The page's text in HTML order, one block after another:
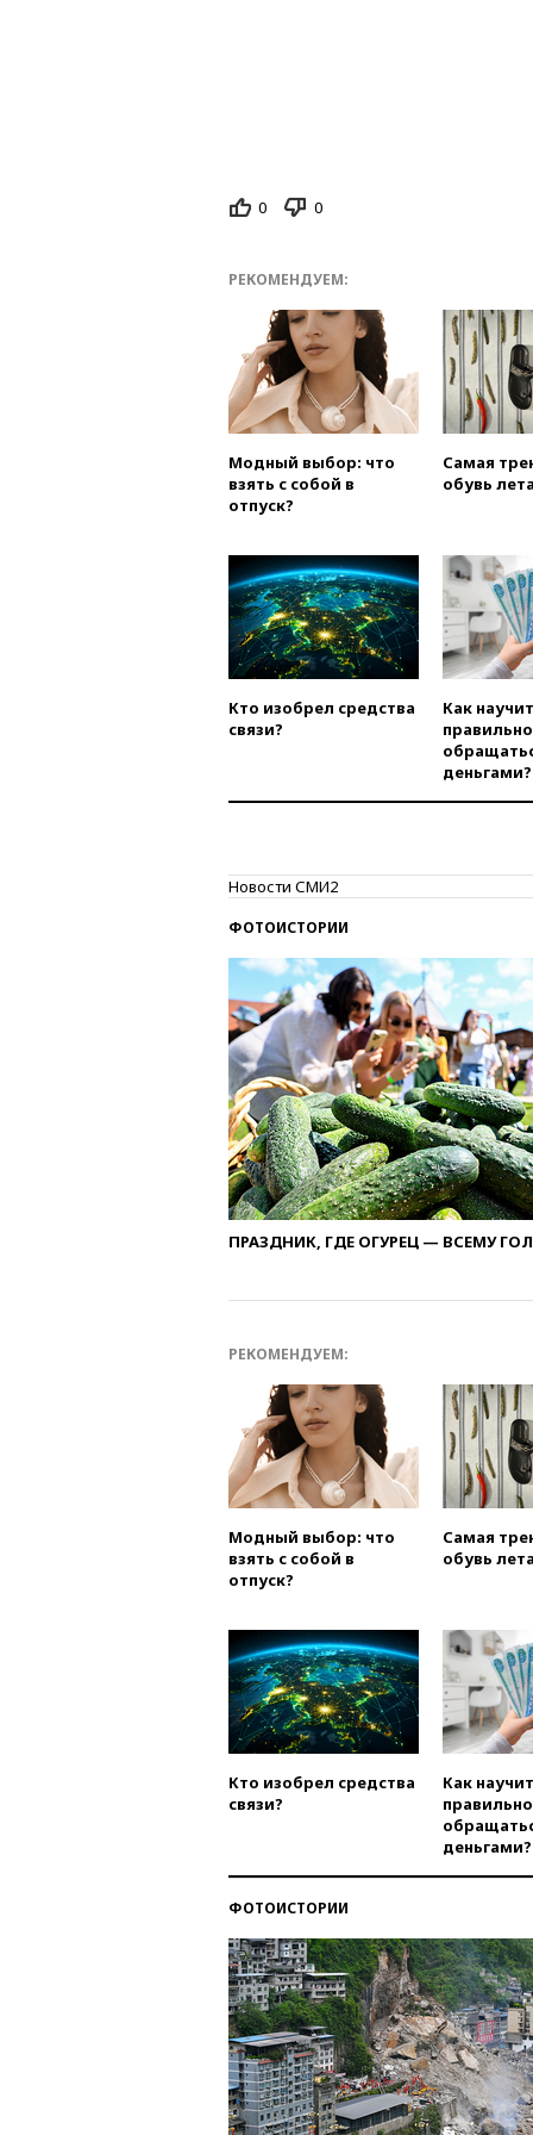
0 0
РЕКОМЕНДУЕМ:
Модный выбор: что
взять с собой в
отпуск?
Самая
обувь
Кто изобрел средства
связи?
Как
правильно
деньгами?
Новости СМИ2
ФОТОИСТОРИИ
ПРАЗДНИК, ГДЕ ОГУРЕЦ — ВСЕМУ
РЕКОМЕНДУЕМ:
Модный выбор: что
взять с собой в
отпуск?
Самая
обувь
Кто изобрел средства
связи?
Как
правильно
деньгами?
ФОТОИСТОРИИ